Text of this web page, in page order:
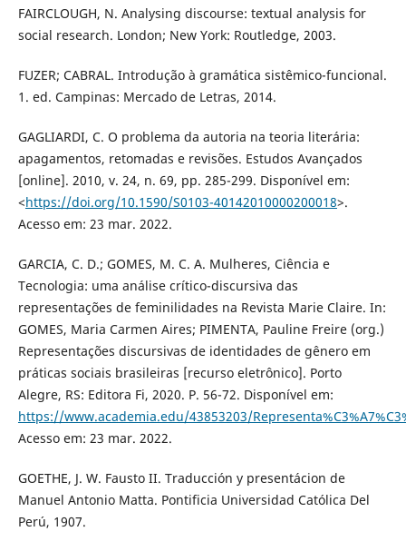
FAIRCLOUGH, N. Analysing discourse: textual analysis for
social research. London; New York: Routledge, 2003.
FUZER; CABRAL. Introdução à gramática sistêmico-funcional.
1. ed. Campinas: Mercado de Letras, 2014.
GAGLIARDI, C. O problema da autoria na teoria literária:
apagamentos, retomadas e revisões. Estudos Avançados
[online]. 2010, v. 24, n. 69, pp. 285-299. Disponível em:
<https://doi.org/10.1590/S0103-40142010000200018>.
Acesso em: 23 mar. 2022.
GARCIA, C. D.; GOMES, M. C. A. Mulheres, Ciência e
Tecnologia: uma análise crítico-discursiva das
representações de feminilidades na Revista Marie Claire. In:
GOMES, Maria Carmen Aires; PIMENTA, Pauline Freire (org.)
Representações discursivas de identidades de gênero em
práticas sociais brasileiras [recurso eletrônico]. Porto
Alegre, RS: Editora Fi, 2020. P. 56-72. Disponível em:
https://www.academia.edu/43853203/
Acesso em: 23 mar. 2022.
GOETHE, J. W. Fausto II. Traducción y presentácion de
Manuel Antonio Matta. Pontificia Universidad Católica Del
Perú, 1907.